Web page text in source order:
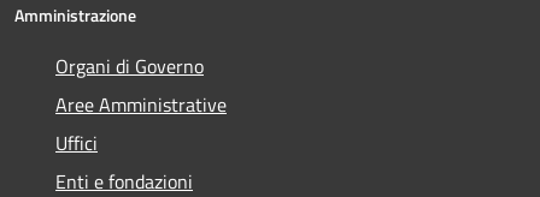
Amministrazione
Organi di Governo
Aree Amministrative
Uffici
Enti e fondazioni